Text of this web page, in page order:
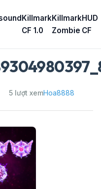
Killmark
CF 1.0
Killmark
Zombie
HUD
CF
5 lượt xemHoa8888